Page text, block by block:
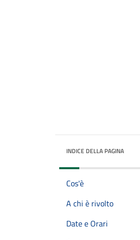
INDICE DELLA PAGINA
Cos'è
A chi è rivolto
Date e Orari